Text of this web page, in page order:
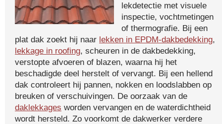
lekdetectie met visuele
inspectie, vochtmetingen
of thermografie. Bij een
plat dak zoekt hij naar lekken in EPDM-dakbedekking,
lekkage in roofing, scheuren in de dakbedekking,
verstopte afvoeren of blazen, waarna hij het
beschadigde deel herstelt of vervangt. Bij een hellend
dak controleert hij pannen, nokken en loodslabben op
breuken of verschuivingen. De oorzaak van de
daklekkages worden vervangen en de waterdichtheid
wordt hersteld. Zo voorkomt de dakwerker verdere